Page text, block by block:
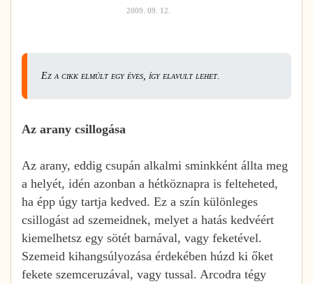
2009. 09. 12.
Ez a cikk elmúlt egy éves, így elavult lehet.
Az arany csillogása
Az arany, eddig csupán alkalmi sminkként állta meg
a helyét, idén azonban a hétköznapra is felteheted,
ha épp úgy tartja kedved. Ez a szín különleges
csillogást ad szemeidnek, melyet a hatás kedvéért
kiemelhetsz egy sötét barnával, vagy feketével.
Szemeid kihangsúlyozása érdekében húzd ki őket
fekete szemceruzával, vagy tussal. Arcodra tégy